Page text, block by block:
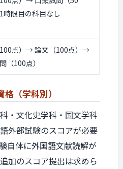
時限目の科目なし
点）→ 論文（100点）→
（100点）
格 （学科別）
・文化史学科・国文学科
外部試験のスコアが必要
自体に外国語文献読解が
加のスコア提出は求めら